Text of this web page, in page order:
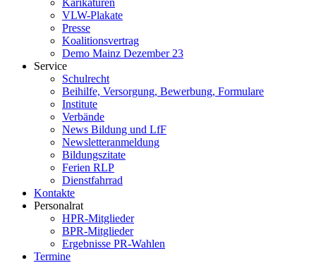
Karikaturen
VLW-Plakate
Presse
Koalitionsvertrag
Demo Mainz Dezember 23
Service
Schulrecht
Beihilfe, Versorgung, Bewerbung, Formulare
Institute
Verbände
News Bildung und LfF
Newsletteranmeldung
Bildungszitate
Ferien RLP
Dienstfahrrad
Kontakte
Personalrat
HPR-Mitglieder
BPR-Mitglieder
Ergebnisse PR-Wahlen
Termine